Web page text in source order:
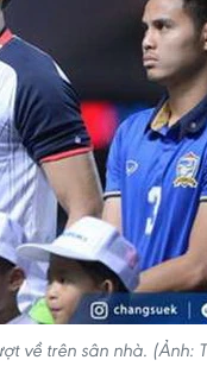
về trên sân nhà. (Ảnh: